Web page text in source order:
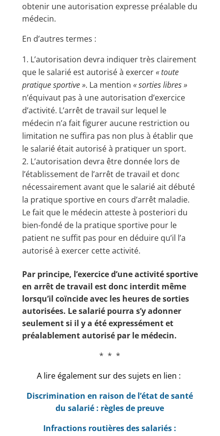
obtenir une autorisation expresse préalable du
médecin.
En d’autres termes :
L’autorisation devra indiquer très clairement
que le salarié est autorisé à exercer« toute
pratique sportive ». La mention « sorties libres »
n’équivaut pas à une autorisation d’exercice
d’activité. L’arrêt de travail sur lequel le
médecin n’a fait figurer aucune restriction ou
limitation ne suffira pas non plus à établir que
le salarié était autorisé à pratiquer un sport.
L’autorisation devra être donnée lors de
l’établissement de l’arrêt de travail et donc
nécessairement avant que le salarié ait débuté
la pratique sportive en cours d’arrêt maladie.
Le fait que le médecin atteste à posteriori du
bien-fondé de la pratique sportive pour le
patient ne suffit pas pour en déduire qu’il l’a
autorisé à exercer cette activité.
Par principe, l’exercice d’une activité sportive
en arrêt de travail est donc interdit même
lorsqu’il coïncide avec les heures de sorties
autorisées. Le salarié pourra s’y adonner
seulement si il y a été expressément et
préalablement autorisé par le médecin.
* * *
A lire également sur des sujets en lien :
Discrimination en raison de l’état de santé
du salarié : règles de preuve
Infractions routières des salariés :